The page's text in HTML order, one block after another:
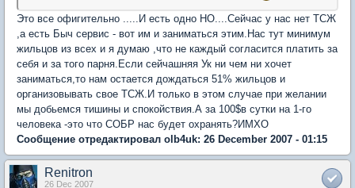
Это все офигительно .....И есть одно НО....Сейчас у нас нет ТСЖ
,а есть Быч сервис - вот им и заниматься этим.Нас тут минимум
жильцов из всех и я думаю ,что не каждый согласится платить за
себя и за того парня.Если сейчашняя Ук ни чем ни хочет
заниматься,то нам остается дождаться 51% жильцов и
организовывать свое ТСЖ.И только в этом случае при желании
мы добьемся тишины и спокойствия.А за 100$в сутки на 1-го
человека -это что СОБР нас будет охранять?ИМХО
Сообщение отредактировал olb4uk: 26 December 2007 - 01:15
Renitron
26 Dec 2007